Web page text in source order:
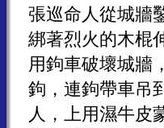
張巡命人從城牆
綁著烈火的木棍
用鉤車破壞城牆
鉤，連鉤帶車吊
人，上用濕牛皮